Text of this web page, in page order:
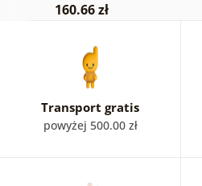
160.66 zł
Transport gratis
powyżej 500.00 zł